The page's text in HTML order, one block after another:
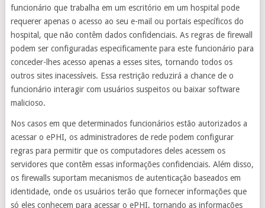
funcionário que trabalha em um escritório em um hospital pode
requerer apenas o acesso ao seu e-mail ou portais específicos do
hospital, que não contêm dados confidenciais. As regras de firewall
podem ser configuradas especificamente para este funcionário para
conceder-lhes acesso apenas a esses sites, tornando todos os
outros sites inacessíveis. Essa restrição reduzirá a chance de o
funcionário interagir com usuários suspeitos ou baixar software
malicioso.
Nos casos em que determinados funcionários estão autorizados a
acessar o ePHI, os administradores de rede podem configurar
regras para permitir que os computadores deles acessem os
servidores que contêm essas informações confidenciais. Além disso,
os firewalls suportam mecanismos de autenticação baseados em
identidade, onde os usuários terão que fornecer informações que
só eles conhecem para acessar o ePHI, tornando as informações